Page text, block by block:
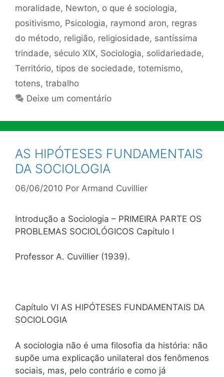
moralidade, Newton, o que é sociologia,
positivismo, Psicologia, raymond aron, regras
do método, religião, religiosidade, santíssima
trindade, século XIX, Sociologia, solidariedade,
Território, tipos de sociedade, totemismo,
totens, trabalho
Deixe um comentário
AS HIPÓTESES FUNDAMENTAIS
DA SOCIOLOGIA
06/06/2010 Por Armand Cuvillier
Introdução a Sociologia – PRIMEIRA PARTE OS
PROBLEMAS SOCIOLÓGICOS Capítulo I
Professor A. Cuvillier (1939).
Capítulo VI AS HIPÓTESES FUNDAMENTAIS DA
SOCIOLOGIA
A sociologia não é uma filosofia da história: não
supõe uma explicação unilateral dos fenômenos
sociais, mas, pelo contrário e como já